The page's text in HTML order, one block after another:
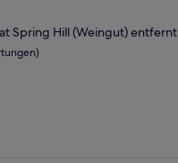
Spring Hill (Weingut) entfernt